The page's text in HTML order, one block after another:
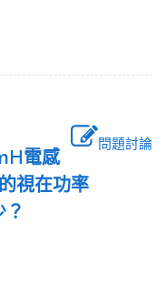
問題討論
電感
視在功率
？